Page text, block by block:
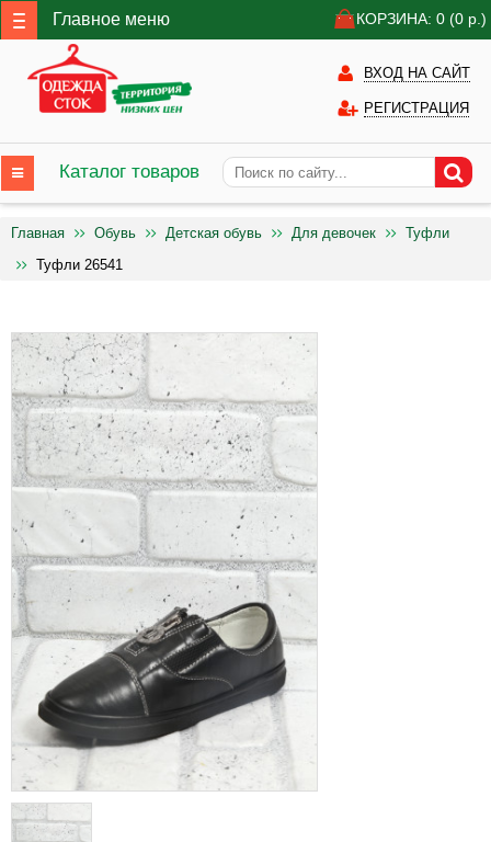
Главное меню КОРЗИНА: 0 (0 р.)
ВХОД НА САЙТ
РЕГИСТРАЦИЯ
Каталог товаров
Главная Обувь Детская обувь Для девочек
Туфли
Туфли 26541